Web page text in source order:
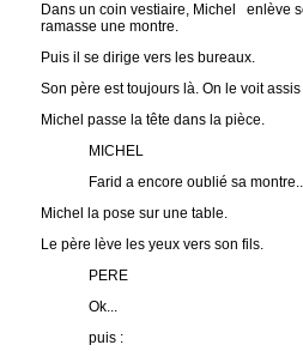
Dans un coin vestiaire, Michel enlève
ramasse une montre.
Puis il se dirige vers les bureaux.
Son père est toujours là. On le voit
Michel passe la tête dans la pièce.
MICHEL
Farid a encore oublié sa
Michel la pose sur une table.
Le père lève les yeux vers son fils.
PERE
Ok...
puis :